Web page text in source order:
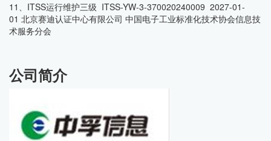
11、ITSS运行维护三级 ITSS-YW-3-370020240009 2027-01-
01 北京赛迪认证中心有限公司 中国电子工业标准化技术协会信息技
术服务分会
公司简介